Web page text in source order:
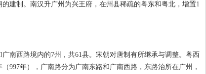
制。南汉升广州为兴王府，在州县稀疏的粤东和粤北，增置1
西路境内的7州，共61县。宋朝对唐制有所继承与调整。粤西
997年），广南路分为广南东路和广南西路，东路治所在广州，